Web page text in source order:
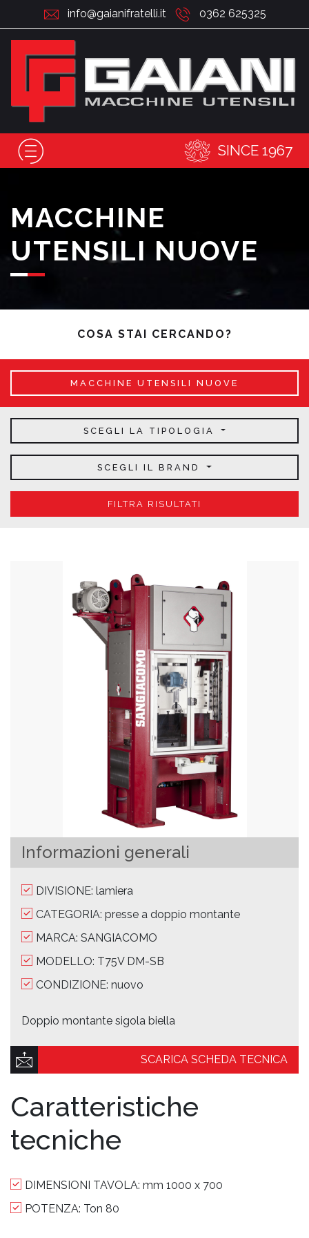
info@gaianifratelli.it 0362 625325
SINCE 1967
MACCHINE
UTENSILI NUOVE
COSA STAI CERCANDO?
MACCHINE UTENSILI NUOVE
SCEGLI LA TIPOLOGIA
SCEGLI IL BRAND
FILTRA RISULTATI
Informazioni generali
DIVISIONE: lamiera
CATEGORIA: presse a doppio montante
MARCA: SANGIACOMO
MODELLO: T75V DM-SB
CONDIZIONE: nuovo
Doppio montante sigola biella
SCARICA SCHEDA TECNICA
Caratteristiche
tecniche
DIMENSIONI TAVOLA: mm 1000 x 700
POTENZA: Ton 80